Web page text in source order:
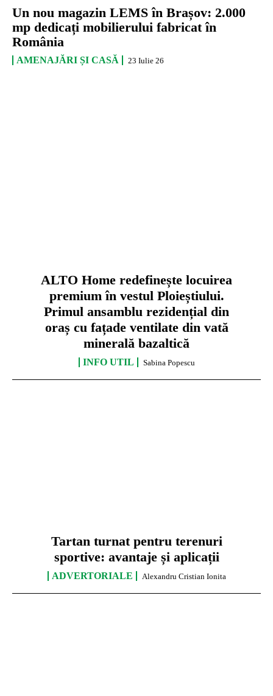
Un nou magazin LEMS în Brașov: 2.000
mp dedicați mobilierului fabricat în
România
AMENAJĂRI ȘI CASĂ 23 Iulie 26
ALTO Home redefinește locuirea
premium în vestul Ploieștiului.
Primul ansamblu rezidențial din
oraș cu fațade ventilate din vată
minerală bazaltică
INFO UTIL Sabina Popescu
Tartan turnat pentru terenuri
sportive: avantaje și aplicații
ADVERTORIALE Alexandru Cristian Ionita